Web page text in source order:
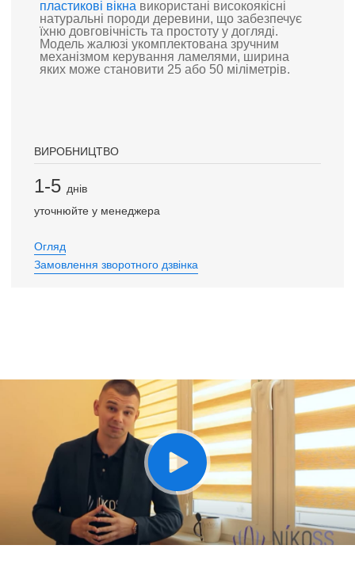
пластикові вікна використані високоякісні
натуральні породи деревини, що забезпечує
їхню довговічність та простоту у догляді.
Модель жалюзі укомплектована зручним
механізмом керування ламелями, ширина
яких може становити 25 або 50 міліметрів.
ВИРОБНИЦТВО
1-5 днів
уточнюйте у менеджера
Огляд
Замовлення зворотного дзвінка